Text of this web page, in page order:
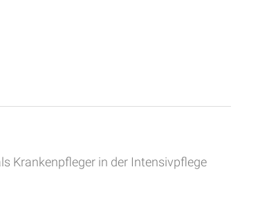
Krankenpfleger in der Intensivpflege